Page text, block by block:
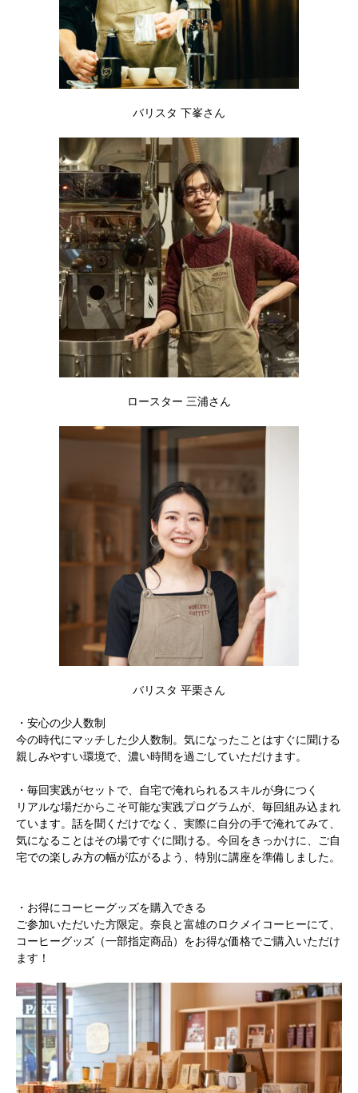
バリスタ 下峯さん
ロースター 三浦さん
バリスタ 平栗さん
・安心の少人数制
今の時代にマッチした少人数制。気になったことはすぐに聞ける
親しみやすい環境で、濃い時間を過ごしていただけます。
・毎回実践がセットで、自宅で淹れられるスキルが身につく
リアルな場だからこそ可能な実践プログラムが、毎回組み込まれ
ています。話を聞くだけでなく、実際に自分の手で淹れてみて、
気になることはその場ですぐに聞ける。今回をきっかけに、ご自
宅での楽しみ方の幅が広がるよう、特別に講座を準備しました。
・お得にコーヒーグッズを購入できる
ご参加いただいた方限定。奈良と富雄のロクメイコーヒーにて、
コーヒーグッズ（一部指定商品）をお得な価格でご購入いただけ
ます！